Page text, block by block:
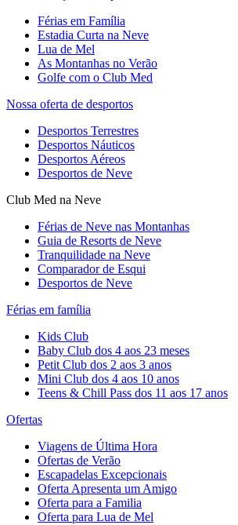
Férias em Família
Estadia Curta na Neve
Lua de Mel
As Montanhas no Verão
Golfe com o Club Med
Nossa oferta de desportos
Desportos Terrestres
Desportos Náuticos
Desportos Aéreos
Desportos de Neve
Club Med na Neve
Férias de Neve nas Montanhas
Guia de Resorts de Neve
Tranquilidade na Neve​
Comparador de Esqui
Desportos de Neve
Férias em família
Kids Club
Baby Club dos 4 aos 23 meses
Petit Club dos 2 aos 3 anos
Mini Club dos 4 aos 10 anos
Teens & Chill Pass dos 11 aos 17 anos
Ofertas
Viagens de Última Hora
Ofertas de Verão
Escapadelas Excepcionais
Oferta Apresenta um Amigo
Oferta para a Familia
Oferta para Lua de Mel